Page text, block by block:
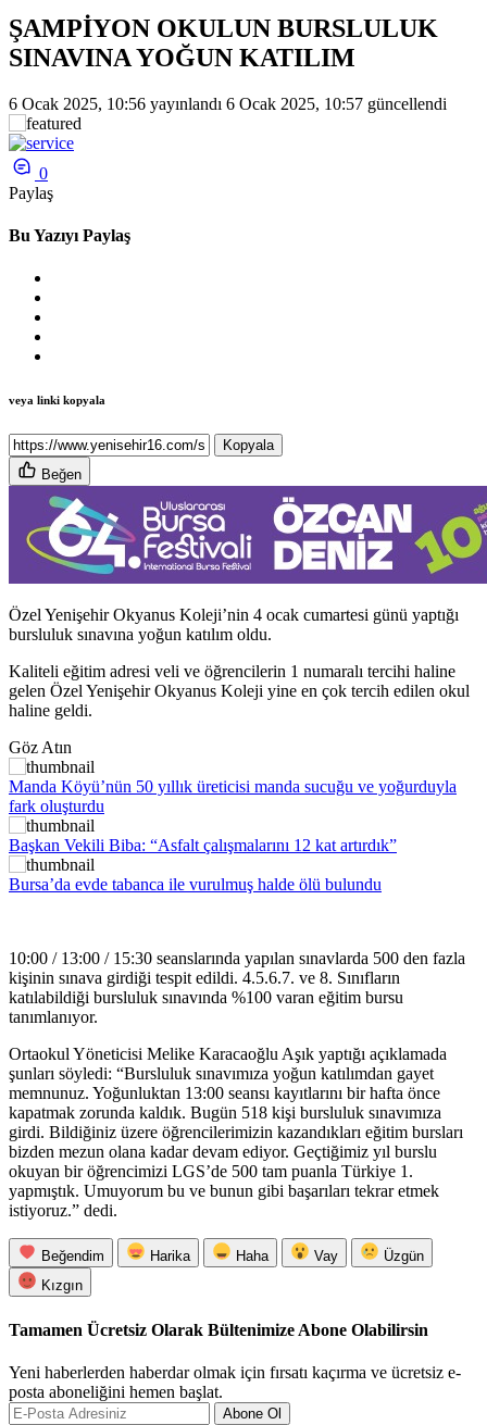
ŞAMPİYON OKULUN BURSLULUK
SINAVINA YOĞUN KATILIM
6 Ocak 2025, 10:56 yayınlandı 6 Ocak 2025, 10:57 güncellendi
0
Paylaş
Bu Yazıyı Paylaş
veya linki kopyala
Kopyala
Beğen
Özel Yenişehir Okyanus Koleji’nin 4 ocak cumartesi günü yaptığı
bursluluk sınavına yoğun katılım oldu.
Kaliteli eğitim adresi veli ve öğrencilerin 1 numaralı tercihi haline
gelen Özel Yenişehir Okyanus Koleji yine en çok tercih edilen okul
haline geldi.
Göz Atın
Manda Köyü’nün 50 yıllık üreticisi manda sucuğu ve yoğurduyla
fark oluşturdu
Başkan Vekili Biba: “Asfalt çalışmalarını 12 kat artırdık”
Bursa’da evde tabanca ile vurulmuş halde ölü bulundu
10:00 / 13:00 / 15:30 seanslarında yapılan sınavlarda 500 den fazla
kişinin sınava girdiği tespit edildi. 4.5.6.7. ve 8. Sınıfların
katılabildiği bursluluk sınavında %100 varan eğitim bursu
tanımlanıyor.
Ortaokul Yöneticisi Melike Karacaoğlu Aşık yaptığı açıklamada
şunları söyledi: “Bursluluk sınavımıza yoğun katılımdan gayet
memnunuz. Yoğunluktan 13:00 seansı kayıtlarını bir hafta önce
kapatmak zorunda kaldık. Bugün 518 kişi bursluluk sınavımıza
girdi. Bildiğiniz üzere öğrencilerimizin kazandıkları eğitim bursları
bizden mezun olana kadar devam ediyor. Geçtiğimiz yıl burslu
okuyan bir öğrencimizi LGS’de 500 tam puanla Türkiye 1.
yapmıştık. Umuyorum bu ve bunun gibi başarıları tekrar etmek
istiyoruz.” dedi.
Beğendim Harika Haha Vay
Üzgün
Kızgın
Tamamen Ücretsiz Olarak Bültenimize Abone Olabilirsin
Yeni haberlerden haberdar olmak için fırsatı kaçırma ve ücretsiz e-
posta aboneliğini hemen başlat.
Abone Ol